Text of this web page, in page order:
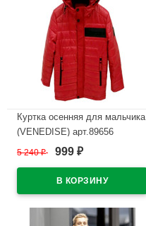
Куртка осенняя для мальчика
(VENEDISE) арт.89656
размерный ряд 36/140-44/170
5 240₽ 999 ₽